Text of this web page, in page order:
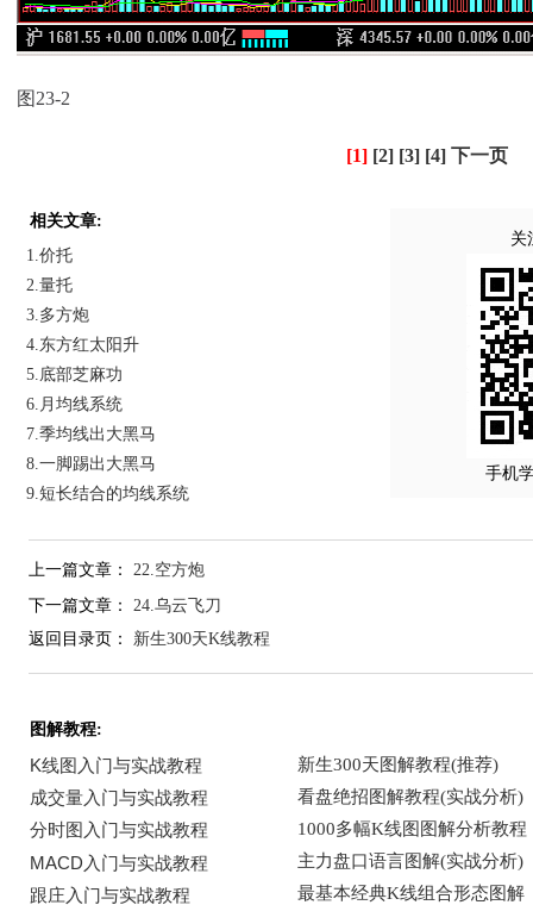
图23-2
[1] [2] [3] [4] 下一页
相关文章:
1.价托
2.量托
3.多方炮
4.东方红太阳升
5.底部芝麻功
6.月均线系统
7.季均线出大黑马
8.一脚踢出大黑马
9.短长结合的均线系统
关
手机
上一篇文章： 22.空方炮
下一篇文章： 24.乌云飞刀
返回目录页： 新生300天K线教程
图解教程: